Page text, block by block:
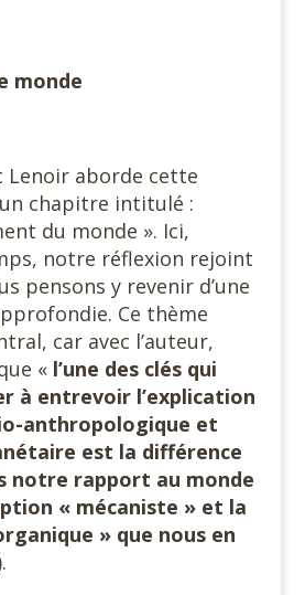
monde
Lenoir aborde cette
chapitre intitulé :
du monde ». Ici,
notre réflexion rejoint
pensons y revenir d’une
Ce thème
car avec l’auteur,
« l’une des clés qui
à entrevoir l’explication
anthropologique et
est la différence
notre rapport au monde
« mécaniste » et la
» que nous en